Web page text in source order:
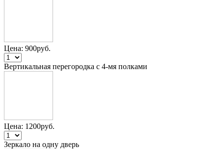
Цена: 900руб.
Вертикальная перегородка с 4-мя полками
Цена: 1200руб.
Зеркало на одну дверь